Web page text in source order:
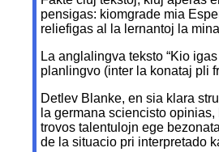
pensigas: kiomgrade mia
reliefigas al la lernantoj la
La anglalingva teksto “Kio
planlingvo (inter la konataj pli
Detlev Blanke, en sia klara
la germana sciencisto
trovos talentulojn ege
de la situacio pri interpretado